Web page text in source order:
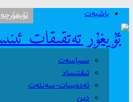
ئۇيغۇرچە
باشبەت
سىياسەت
ئىقتىساد
ئەدەبىيات-سەنئەت
دىن